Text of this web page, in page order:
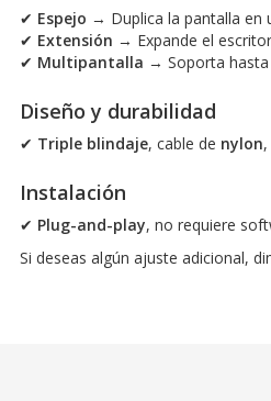
✔ Espejo → Duplica la pantalla en
✔ Extensión → Expande el
✔ Multipantalla → Soporta hasta
Diseño y durabilidad
✔ Triple blindaje, cable de nylon
Instalación
✔ Plug-and-play, no requiere
Si deseas algún ajuste adicional,